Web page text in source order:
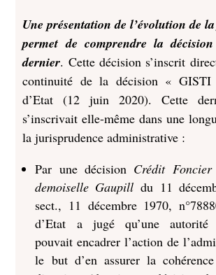
Une présentation de l’évolution de
permet de comprendre la
dernier. Cette décision s’inscrit
continuité de la décision «
d’Etat (12 juin 2020). Cette
s’inscrivait elle-même dans une
la jurisprudence administrative :
Par une décision Crédit
demoiselle Gaupill du 11
sect., 11 décembre 1970,
d’Etat a jugé qu’une autorité
pouvait encadrer l’action de
le but d’en assurer la